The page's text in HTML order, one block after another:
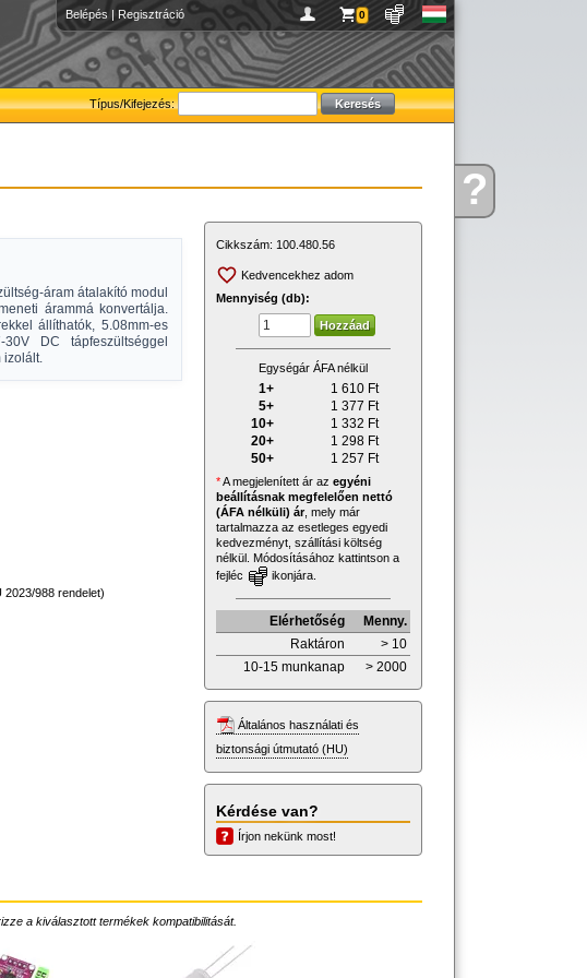
Kérdése?
Belépés | Regisztráció 0
Típus/Kifejezés:
áram átalakító modul
árammá konvertálja.
állíthatók, 5.08mm-es
DC tápfeszültséggel
izolált.
988 rendelet)
Cikkszám: 100.480.56
Kedvencekhez adom
Mennyiség (db):
Egységár ÁFA nélkül
1+ 1 610 Ft
5+
1 377 Ft
10+
1 332 Ft
20+
1 298 Ft
50+
1 257 Ft
*A megjelenített ár az egyéni
beállításnak megfelelően nettó
(ÁFA nélküli) ár, mely már
tartalmazza az esetleges egyedi
kedvezményt, szállítási költség
nélkül. Módosításához kattintson a
fejléc
ikonjára.
Elérhetőség
Menny.
Raktáron
> 10
10-15 munkanap
> 2000
Általános használati és
biztonsági útmutató (HU)
Kérdése van?
Írjon nekünk most!
a kiválasztott termékek kompatibilitását.